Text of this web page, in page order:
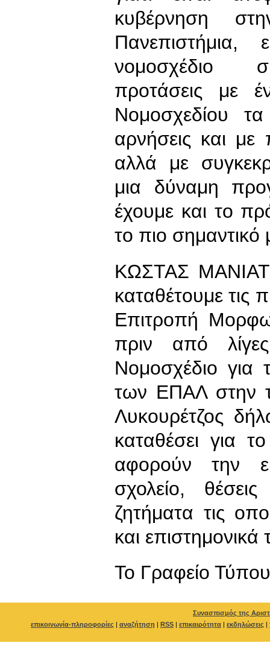
κυβέρνηση
νομοσχέδιο
προτάσεις με
Νομοσχεδίου
αρνήσεις και
αλλά με
μια δύναμη
έχουμε και το
το πιο
ΚΩΣΤΑΣ
καταθέτουμε τις
Επιτροπή
πριν από
Νομοσχέδιο
των ΕΠΑΛ στην
Λυκουρέτζος
καταθέσει για
αφορούν την
σχολείο,
ζητήματα τις
και επιστημονικά
To Γραφείο Τύπου
Συνασπισμός της
επικοινωνία-πληροφορίες | αναζήτηση | RSS | επικαιρότητα | εκδηλώσεις |